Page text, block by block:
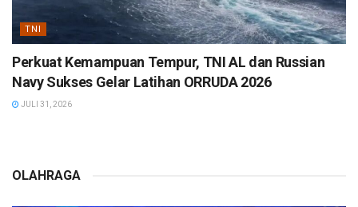
TNI
Perkuat Kemampuan Tempur, TNI AL dan Russian
Navy Sukses Gelar Latihan ORRUDA 2026
JULI 31, 2026
OLAHRAGA